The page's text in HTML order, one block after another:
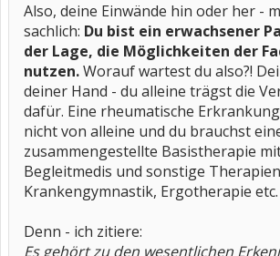
Also, deine Einwände hin oder her -
sachlich: Du bist ein erwachsener
der Lage, die Möglichkeiten der
nutzen.Worauf wartest du also?!
deiner Hand - du alleine trägst die
dafür. Eine rheumatische
nicht von alleine und du brauchst
zusammengestellte Basistherapie
Begleitmedis und sonstige
Krankengymnastik, Ergotherapie etc.
Denn - ich zitiere:
Es gehört zu den wesentlichen